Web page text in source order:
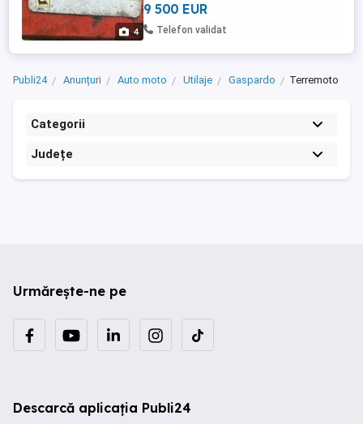
4
9 500 EUR
Telefon validat
Publi24 Anunțuri Auto moto Utilaje Gaspardo Terremoto
Categorii
Județe
Urmărește-ne pe
Descarcă aplicația Publi24